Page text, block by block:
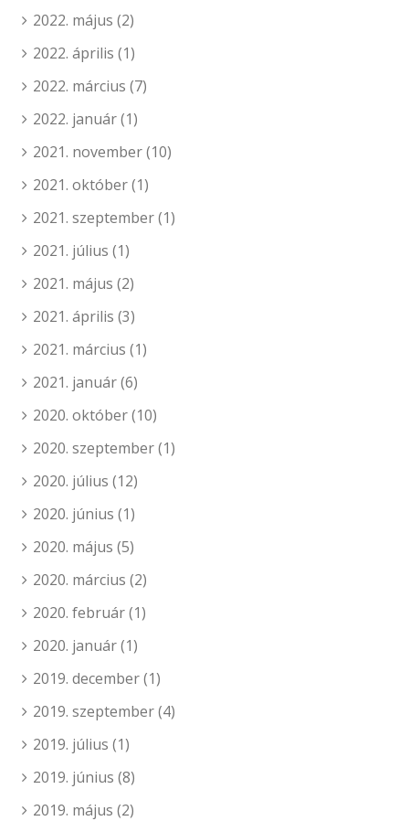
2022. május (2)
2022. április (1)
2022. március (7)
2022. január(1)
2021. november(10)
2021. október(1)
2021. szeptember(1)
2021. július (1)
2021. május (2)
2021. április (3)
2021. március (1)
2021. január(6)
2020. október(10)
2020. szeptember(1)
2020. július (12)
2020. június (1)
2020. május (5)
2020. március (2)
2020. február(1)
2020. január(1)
2019. december(1)
2019. szeptember(4)
2019. július (1)
2019. június (8)
2019. május (2)